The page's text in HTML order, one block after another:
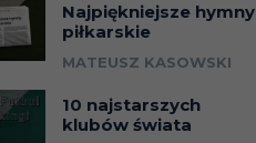
Najpiękniejsze hymny
piłkarskie
MATEUSZ KASOWSKI
10 najstarszych
klubów świata